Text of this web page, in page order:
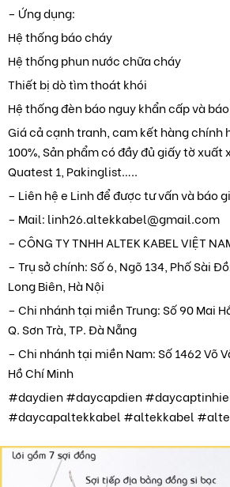
– Ứng dụng:
Hệ thống báo cháy
Hệ thống phun nước chữa cháy
Thiết bị dò tìm thoát khói
Hệ thống đèn báo nguy khẩn cấp và
Giá cả cạnh tranh, cam kết hàng chính
100%, Sản phẩm có đầy đủ giấy tờ xuất
Quatest 1, Pakinglist…..
– Liên hệ e Linh để được tư vấn và báo
– Mail: linh26.altekkabel@gmail.com
– CÔNG TY TNHH ALTEK KABEL VIỆT
– Trụ sở chính: Số 6, Ngõ 134, Phố Sài
Long Biên, Hà Nội
– Chi nhánh tại miền Trung: Số 90 Mai
Q. Sơn Trà, TP. Đà Nẵng
– Chi nhánh tại miền Nam: Số 1462 Võ
Hồ Chí Minh
#daydien #daycapdien
#daycapaltekkabel #altekkabel